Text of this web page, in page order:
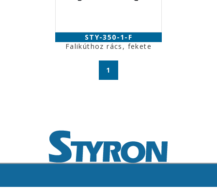
STY-350-1-F
Falikúthoz rács, fekete
1